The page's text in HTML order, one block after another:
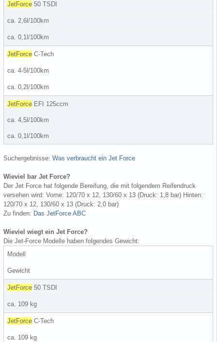
JetForce 50 TSDI
ca. 2,6l/100km
ca. 0,1l/100km
JetForce C-Tech
ca. 4-5l/100km
ca. 0,2l/100km
JetForce EFI 125ccm
ca. 4,5l/100km
ca. 0,1l/100km
Suchergebnisse: Was verbraucht ein Jet Force
Wieviel bar Jet Force?
Der Jet Force hat folgende Bereifung, die mit folgendem Reifendruck
versehen wird: Vorne: 120/70 x 12, 130/60 x 13 (Druck: 1,8 bar) Hinten:
120/70 x 12, 130/60 x 13 (Druck: 2,0 bar)
Zu finden: Das JetForce ABC
Wieviel wiegt ein Jet Force?
Die Jet-Force Modelle haben folgendes Gewicht:
Modell
Gewicht
JetForce 50 TSDI
ca. 109 kg
JetForce C-Tech
ca. 109 kg